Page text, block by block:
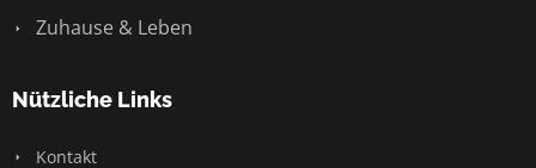
Zuhause & Leben
Nützliche Links
Kontakt